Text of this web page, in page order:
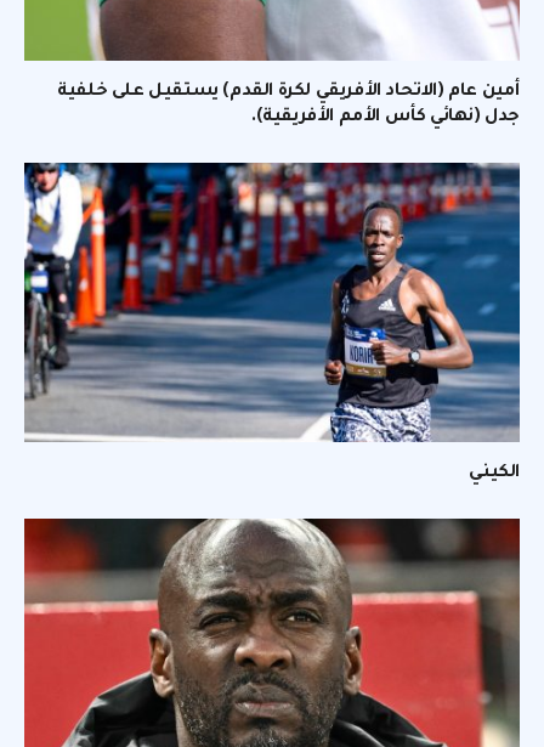
أمين عام (الاتحاد الأفريقي لكرة القدم) يستقيل على خلفية
جدل (نهائي كأس الأمم الأفريقية).
الكيني